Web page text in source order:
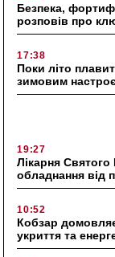
Безпека,
розповів про
17:38
Поки літо
зимовим
19:27
Лікарня
обладнання від
10:52
Кобзар
укриття та